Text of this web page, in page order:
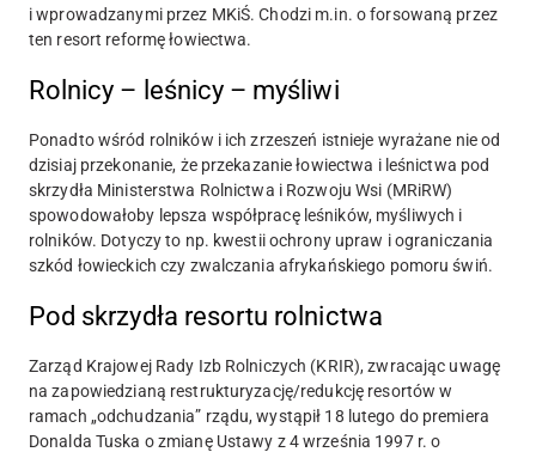
i wprowadzanymi przez MKiŚ. Chodzi m.in. o forsowaną przez
ten resort reformę łowiectwa.
Rolnicy – leśnicy – myśliwi
Ponadto wśród rolników i ich zrzeszeń istnieje wyrażane nie od
dzisiaj przekonanie, że przekazanie łowiectwa i leśnictwa pod
skrzydła Ministerstwa Rolnictwa i Rozwoju Wsi (MRiRW)
spowodowałoby lepsza współpracę leśników, myśliwych i
rolników. Dotyczy to np. kwestii ochrony upraw i ograniczania
szkód łowieckich czy zwalczania afrykańskiego pomoru świń.
Pod skrzydła resortu rolnictwa
Zarząd Krajowej Rady Izb Rolniczych (KRIR), zwracając uwagę
na zapowiedzianą restrukturyzację/redukcję resortów w
ramach „odchudzania” rządu, wystąpił 18 lutego do premiera
Donalda Tuska o zmianę Ustawy z 4 września 1997 r. o